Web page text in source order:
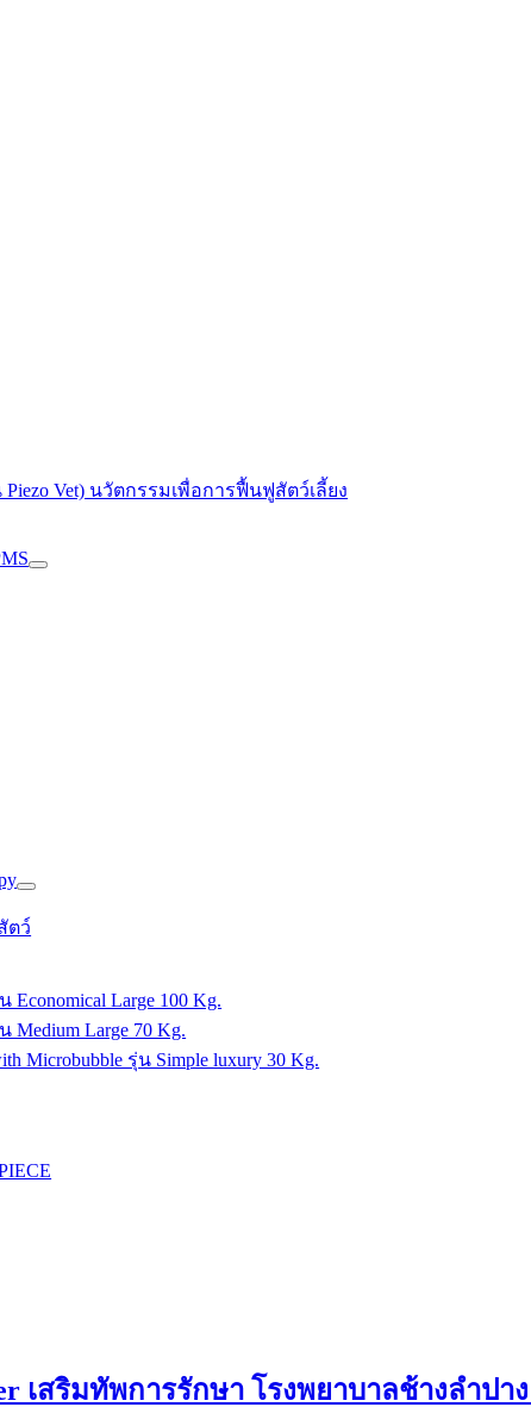
Piezo Vet) นวัตกรรมเพื่อการฟื้นฟูสัตว์เลี้ยง
ตว์
Economical Large 100 Kg.
Medium Large 70 Kg.
Microbubble รุ่น Simple luxury 30 Kg.
เสริมทัพการรักษา โรงพยาบาลช้างลำ